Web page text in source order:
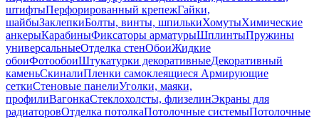
штифтыПерфорированный крепежГайки,
шайбыЗаклепкиБолты, винты, шпилькиХомутыХимические
анкерыКарабиныФиксаторы арматурыШплинтыПружины
универсальныеОтделка стенОбоиЖидкие
обоиФотообоиШтукатурки декоративныеДекоративный
каменьСкиналиПленки самоклеящиеся Армирующие
сеткиСтеновые панелиУголки, маяки,
профилиВагонкаСтеклохолсты, флизелинЭкраны для
радиаторовОтделка потолкаПотолочные системыПотолочные